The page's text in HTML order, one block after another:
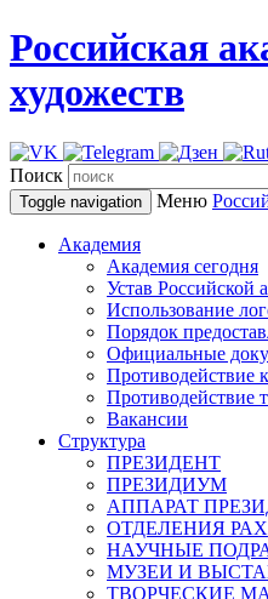
Российская
художеств
Поиск
Toggle navigation Меню
Академия
Академия сегодня
Устав Российской
Использование
Порядок
Официальные
Противодействие
Противодействие
Вакансии
Структура
ПРЕЗИДЕНТ
ПРЕЗИДИУМ
АППАРАТ
ОТДЕЛЕНИЯ РАХ
НАУЧНЫЕ
МУЗЕИ И
ТВОРЧЕСКИЕ